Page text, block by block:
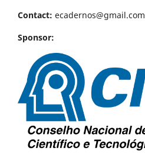
Contact: ecadernos@gmail.com
Sponsor: